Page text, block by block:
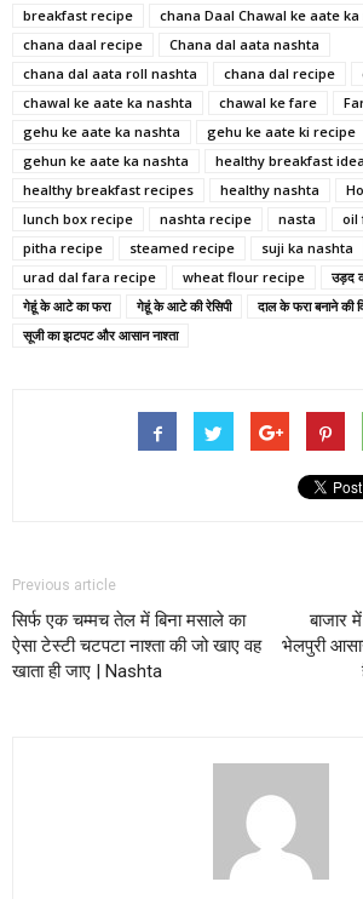
breakfast recipe
chana Daal Chawal ke aate
chana daal recipe
Chana dal aata nashta
chana dal aata roll nashta
chana dal recipe
chawal ke aate ka nashta
chawal ke fare
gehu ke aate ka nashta
gehu ke aate ki recipe
gehun ke aate ka nashta
healthy breakfast
healthy breakfast recipes
healthy nashta
lunch box recipe
nashta recipe nasta
oil
pitha recipe
steamed recipe suji ka nashta
urad dal fara recipe
wheat flour recipe
उड़द
गेहूं के आटे का फरा
गेहूं के आटे की रेसिपी
दाल के फरा बनाने की
सूजी का झटपट और आसान नाश्ता
Previous article
सिर्फ एक चम्मच तेल में बिना मसाले का
ऐसा टेस्टी चटपटा नाश्ता की जो खाए वह
खाता ही जाए | Nashta
बाजार
भेलपुरी